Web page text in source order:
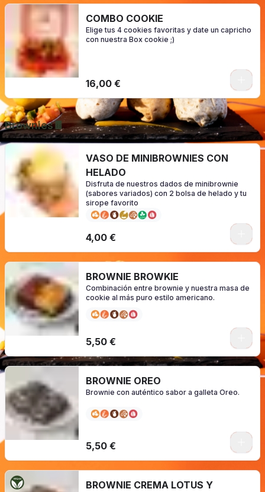
COMBO COOKIE
Elige tus 4 cookies favoritas y date un capricho
con nuestra Box cookie ;)
16,00 €
Brownies🍫
VASO DE MINIBROWNIES CON
HELADO
Disfruta de nuestros dados de minibrownie
(sabores variados) con 2 bolsa de helado y tu
sirope favorito
4,00 €
BROWNIE BROWKIE
Combinación entre brownie y nuestra masa de
cookie al más puro estilo americano.
5,50 €
BROWNIE OREO
Brownie con auténtico sabor a galleta Oreo.
5,50 €
BROWNIE CREMA LOTUS Y